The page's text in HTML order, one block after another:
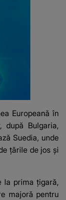
Europeană în
după Bulgaria,
Suedia, unde
țările de jos și
la prima țigară,
majoră pentru